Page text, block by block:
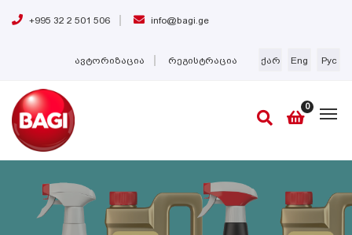
+995 32 2 501 506 info@bagi.ge
ქარ Eng Рус
ავტორიზაცია რეგისტრაცია
0